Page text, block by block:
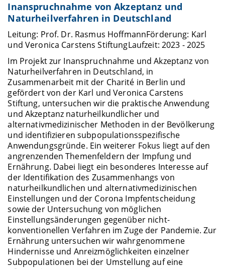
Inanspruchnahme von Akzeptanz und
Naturheilverfahren in Deutschland
Leitung: Prof. Dr. Rasmus HoffmannFörderung: Karl
und Veronica Carstens StiftungLaufzeit: 2023 - 2025
Im Projekt zur Inanspruchnahme und Akzeptanz von
Naturheilverfahren in Deutschland, in
Zusammenarbeit mit der Charité in Berlin und
gefördert von der Karl und Veronica Carstens
Stiftung, untersuchen wir die praktische Anwendung
und Akzeptanz naturheilkundlicher und
alternativmedizinischer Methoden in der Bevölkerung
und identifizieren subpopulationsspezifische
Anwendungsgründe. Ein weiterer Fokus liegt auf den
angrenzenden Themenfeldern der Impfung und
Ernährung. Dabei liegt ein besonderes Interesse auf
der Identifikation des Zusammenhangs von
naturheilkundlichen und alternativmedizinischen
Einstellungen und der Corona Impfentscheidung
sowie der Untersuchung von möglichen
Einstellungsänderungen gegenüber nicht-
konventionellen Verfahren im Zuge der Pandemie. Zur
Ernährung untersuchen wir wahrgenommene
Hindernisse und Anreizmöglichkeiten einzelner
Subpopulationen bei der Umstellung auf eine